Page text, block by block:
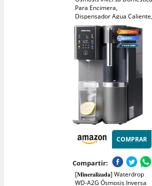
Para Encimera,
Dispensador Agua Caliente,
7 Etapas Filtración, UV,
Calentamiento 3S, 7
Temperaturas, Monitor TDS
COMPRAR
Compartir:
[𝐌𝐢𝐧𝐞𝐫𝐚𝐥𝐢𝐳𝐚𝐝𝐚] Waterdrop
WD-A2G Ósmosis Inversa